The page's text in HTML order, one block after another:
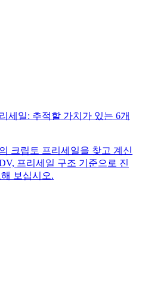
세일: 추적할 가치가 있는 6개
크립토 프리세일을 찾고 계신
프리세일 구조 기준으로 진
보십시오.